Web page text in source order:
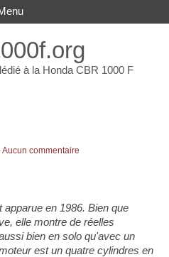
à la Honda CBR 1000 F
Aucun commentaire
en 1986. Bien que
elle montre de réelles
bien en solo qu'avec un
est un quatre cylindres en